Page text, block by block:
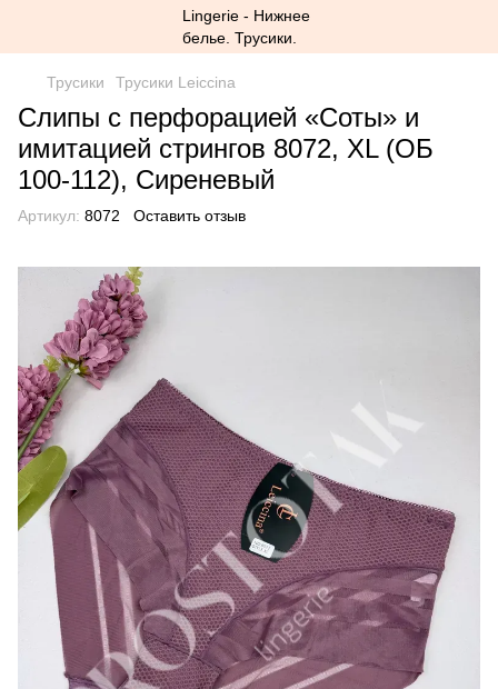
Трусики Трусики Leiccina
Слипы с перфорацией «Соты» и
имитацией стрингов 8072, XL (ОБ
100-112), Сиреневый
Артикул: 8072 Оставить отзыв